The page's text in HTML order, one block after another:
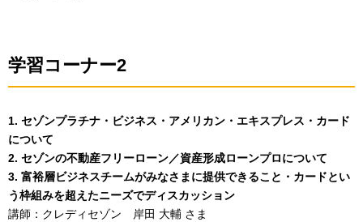
学習コーナー2
1. セゾンプラチナ・ビジネス・アメリカン・エキスプレス・カード
について
2. セゾンの不動産フリーローン／資産形成ローンプロについて
3. 富裕層ビジネスチームがみなさまに提供できること・カードとい
う枠組みを超えたニーズでディスカッション
講師：クレディセゾン 岸田 大輔 さま